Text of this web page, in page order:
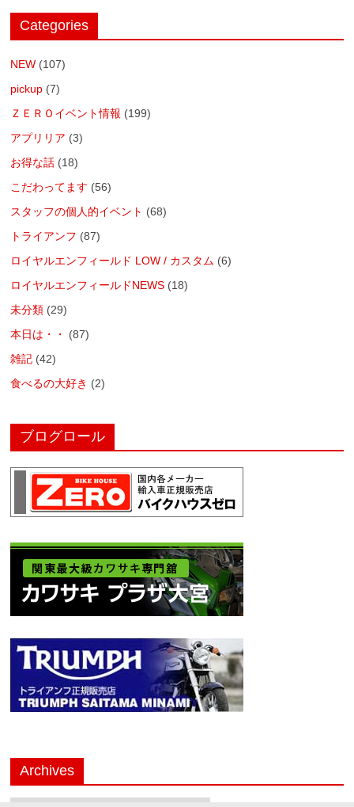
Categories
NEW (107)
pickup (7)
ＺＥＲＯイベント情報 (199)
アプリリア (3)
お得な話 (18)
こだわってます (56)
スタッフの個人的イベント (68)
トライアンフ (87)
ロイヤルエンフィールド LOW / カスタム (6)
ロイヤルエンフィールドNEWS (18)
未分類 (29)
本日は・・
(87)
雑記 (42)
食べるの大好き (2)
ブログロール
Archives